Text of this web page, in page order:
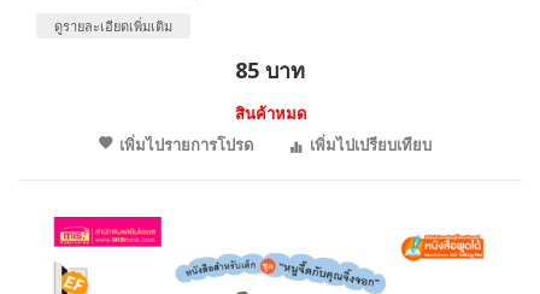
ดูรายละเอียดเพิ่มเติม
85 บาท
สินค้าหมด
เพิ่มไปรายการโปรด
เพิ่มไปเปรียบเทียบ